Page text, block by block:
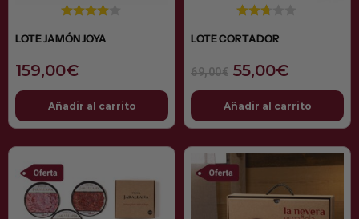
LOTE JAMÓN JOYA
159,00€
Añadir al carrito
LOTE CORTADOR
69,00€ 55,00€
Añadir al carrito
precio
original
precio
actual
El
precio
original
El
actual